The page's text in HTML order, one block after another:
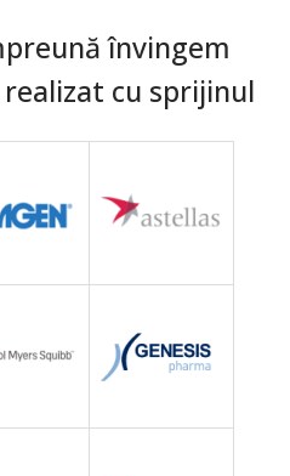
învingem
cu sprijinul